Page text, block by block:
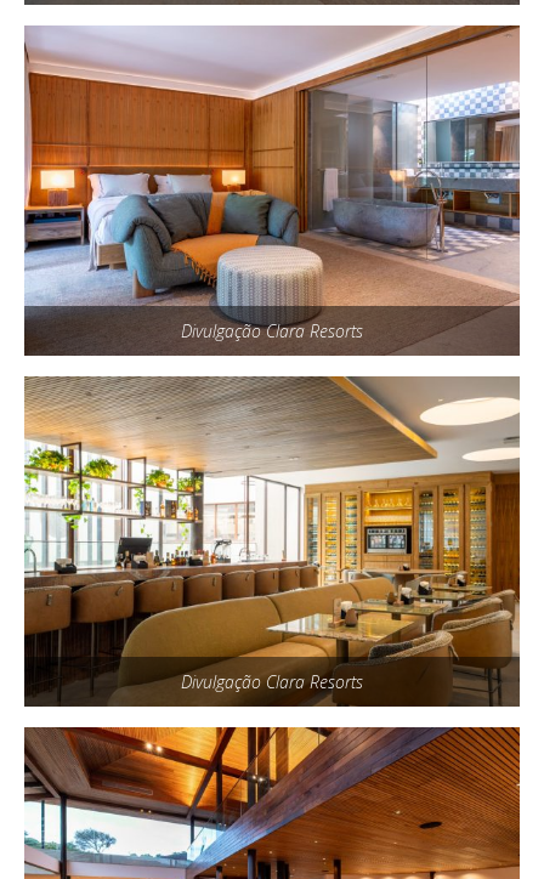
Divulgação Clara Resorts
Divulgação Clara Resorts